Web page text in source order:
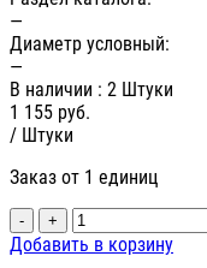
—
Диаметр условный:
—
В наличии : 2 Штуки
1 155 руб.
/ Штуки
Заказ от 1 единиц
- +
Добавить в корзину